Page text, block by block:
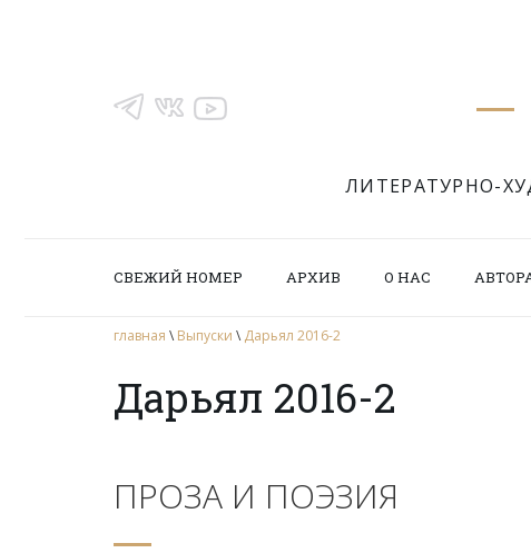
ЛИТЕРАТУРНО-
СВЕЖИЙ НОМЕР АРХИВ О НАС
главная \ Выпуски \ Дарьял 2016-2
Дарьял 2016-2
ПРОЗА И ПОЭЗИЯ